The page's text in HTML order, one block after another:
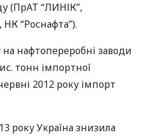
(ПрАТ “ЛИНІК”,
НК “Роснафта”).
нафтопереробні заводи
тонн імпортної
2012 року імпорт
року Україна знизила